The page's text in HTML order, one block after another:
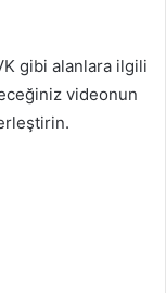
gibi alanlara ilgili
videonun